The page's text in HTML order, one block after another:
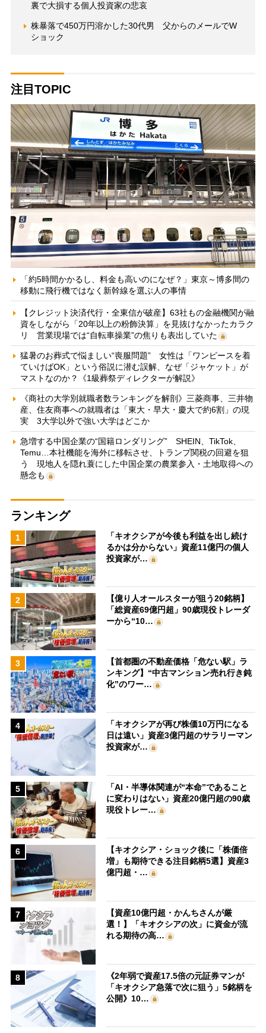
裏で大損する個人投資家の悲哀
株暴落で450万円溶かした30代男 父からのメールでW
ショック
注目TOPIC
「約5時間かかるし、料金も高いのになぜ？」東京～博多間の
移動に飛行機ではなく新幹線を選ぶ人の事情
【クレジット決済代行・全東信が破産】63社もの金融機関が融
資をしながら「20年以上の粉飾決算」を見抜けなかったカラク
リ 営業現場では“自転車操業”の焦りも表出していた
猛暑のお葬式で悩ましい“喪服問題” 女性は「ワンピースを着
ていけばOK」という俗説に潜む誤解、なぜ「ジャケット」が
マストなのか？《1級葬祭ディレクターが解説》
《商社の大学別就職者数ランキングを解剖》三菱商事、三井物
産、住友商事への就職者は「東大・早大・慶大で約6割」の現
実 3大学以外で強い大学はどこか
急増する中国企業の“国籍ロンダリング” SHEIN、TikTok、
Temu…本社機能を海外に移転させ、トランプ関税の回避を狙
う 現地人を隠れ蓑にした中国企業の農業参入・土地取得への
懸念も
ランキング
1
「キオクシアが今後も利益を出し続け
るかは分からない」資産11億円の個人
投資家が…
2
【億り人オールスターが狙う20銘柄】
「総資産69億円超」90歳現役トレーダ
ーから“10…
3
【首都圏の不動産価格「危ない駅」ラ
ンキング】“中古マンション売れ行き鈍
化”のワー…
4
「キオクシアが再び株価10万円になる
日は遠い」資産3億円超のサラリーマン
投資家が…
5
「AI・半導体関連が“本命”であること
に変わりはない」資産20億円超の90歳
現役トレー…
6
【キオクシア・ショック後に「株価倍
増」も期待できる注目銘柄5選】資産3
億円超・…
7
【資産10億円超・かんちさんが厳
選！】「キオクシアの次」に資金が流
れる期待の高…
8
《2年弱で資産17.5倍の元証券マンが
「キオクシア急落で次に狙う」5銘柄を
公開》10…